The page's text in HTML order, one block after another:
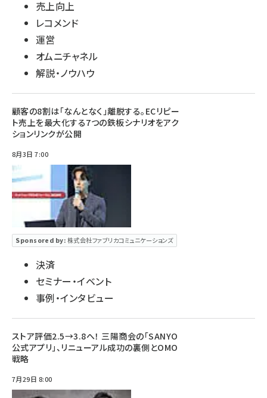
売上向上
レコメンド
運営
オムニチャネル
解説・ノウハウ
顧客の8割は「なんとなく」離脱する。ECリピー
ト売上を最大化する7つの鉄板シナリオをアク
ションリンクが公開
8月3日 7:00
Sponsored by: 株式会社ファブリカコミュニケーションズ
決済
セミナー・イベント
事例・インタビュー
ストア評価2.5→3.8へ！ 三陽商会の「SANYO
公式アプリ」、リニューアル成功の裏側とOMO
戦略
7月29日 8:00